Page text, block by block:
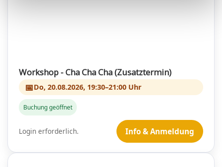
Workshop - Cha Cha Cha (Zusatztermin)
📅Do, 20.08.2026, 19:30–21:00 Uhr
Buchung geöffnet
Login erforderlich. Info & Anmeldung